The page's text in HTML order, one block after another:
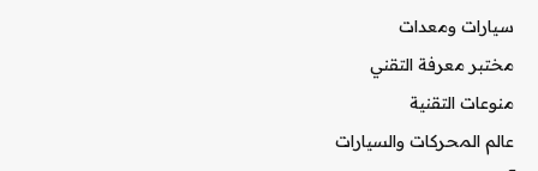
سيارات ومعدات
مختبر معرفة التقني
منوعات التقنية
عالم المحركات والسيارات